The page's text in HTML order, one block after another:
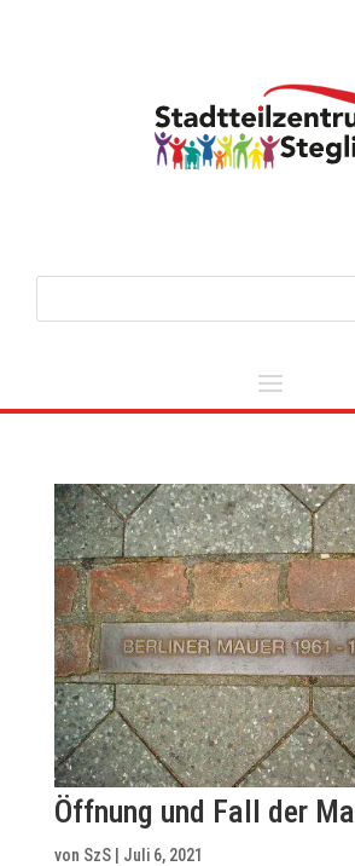
Öffnung und Fall der
von SzS| Juli 6, 2021